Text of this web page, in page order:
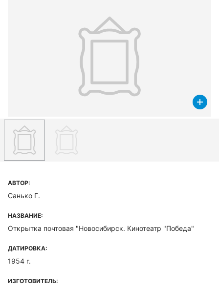
АВТОР:
Санько Г.
НАЗВАНИЕ:
Открытка почтовая "Новосибирск. Кинотеатр "Победа"
ДАТИРОВКА:
1954 г.
ИЗГОТОВИТЕЛЬ: